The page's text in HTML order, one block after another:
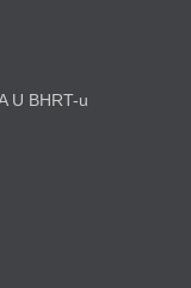
U BHRT-u